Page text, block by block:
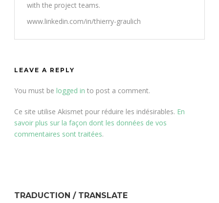
with the project teams.
www.linkedin.com/in/thierry-graulich
LEAVE A REPLY
You must be logged in to post a comment.
Ce site utilise Akismet pour réduire les indésirables. En
savoir plus sur la façon dont les données de vos
commentaires sont traitées.
TRADUCTION / TRANSLATE